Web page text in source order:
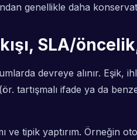
genellikle daha
SLA/
devreye alınır. Eşik,
tartışmalı ifade ya da
ve tipik yaptırım. Örneğin